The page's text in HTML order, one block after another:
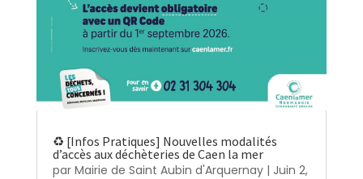
♻️ [Infos Pratiques] Nouvelles modalités
d’accès aux déchèteries de Caen la mer
par Mairie de Saint Aubin d'Arquernay| Juin 2,